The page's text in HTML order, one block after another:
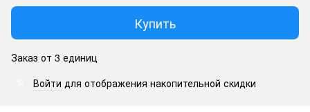
Купить
Заказ от 3 единиц
Войти для отображения накопительной скидки